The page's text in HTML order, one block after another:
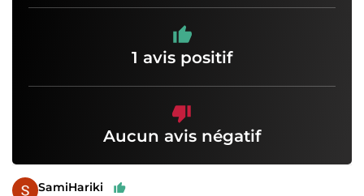
1 avis positif
Aucun avis négatif
SamiHariki